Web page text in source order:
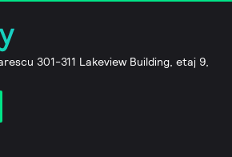
301-311 Lakeview Building, etaj 9,